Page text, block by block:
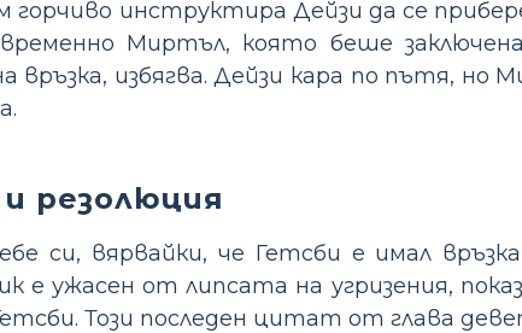
инструктира Дейзи да се
Миртъл, която беше
връзка, избягва. Дейзи кара по пътя, но
резолюция
си, вярвайки, че Гетсби е имал
е ужасен от липсата на угризения,
Този последен цитат от глава